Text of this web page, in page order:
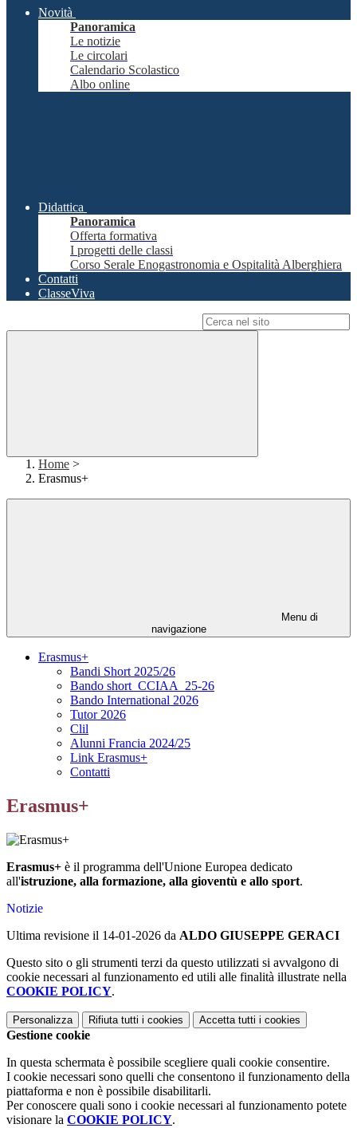
Novità
Panoramica
Le notizie
Le circolari
Calendario Scolastico
Albo online
Didattica
Panoramica
Offerta formativa
I progetti delle classi
Corso Serale Enogastronomia e Ospitalità Alberghiera
Contatti
ClasseViva
Home >
Erasmus+
Menu di
navigazione
Erasmus+
Bandi Short 2025/26
Bando short_CCIAA_25-26
Bando International 2026
Tutor 2026
Clil
Alunni Francia 2024/25
Link Erasmus+
Contatti
Erasmus+
Erasmus+ è il programma dell'Unione Europea dedicato
all'istruzione, alla formazione, alla gioventù e allo sport.
Notizie
Ultima revisione il 14-01-2026 da ALDO GIUSEPPE GERACI
Questo sito o gli strumenti terzi da questo utilizzati si avvalgono di
cookie necessari al funzionamento ed utili alle finalità illustrate nella
COOKIE POLICY.
Personalizza Rifiuta tutti i cookies Accetta tutti i cookies
Gestione cookie
In questa schermata è possibile scegliere quali cookie consentire.
I cookie necessari sono quelli che consentono il funzionamento della
piattaforma e non è possibile disabilitarli.
Per conoscere quali sono i cookie necessari al funzionamento potete
visionare la COOKIE POLICY.